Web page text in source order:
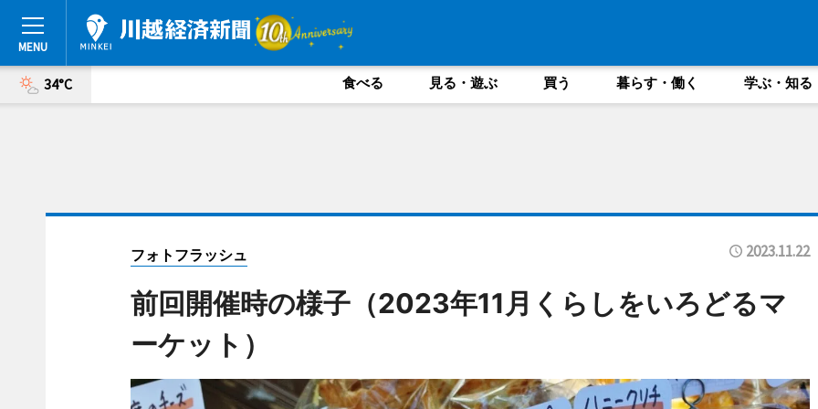
34°C 食べる 見る・遊ぶ 買う 暮らす・働く 学ぶ・知る
フォトフラッシュ 2023.11.22
前回開催時の様子（2023年11月くらしをいろどるマ
ーケット）